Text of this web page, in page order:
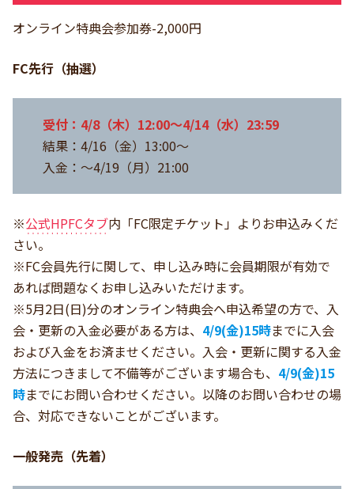
オンライン特典会参加券-2,000円
FC先行（抽選）
受付：4/8（木）12:00～4/14（水）23:59
結果：4/16（金）13:00～
入金：～4/19（月）21:00
※公式HPFCタブ内「FC限定チケット」よりお申込みくだ
さい。
※FC会員先行に関して、申し込み時に会員期限が有効で
あれば問題なくお申し込みいただけます。
※5月2日(日)分のオンライン特典会へ申込希望の方で、入
会・更新の入金必要がある方は、 4/9(金)15時までに入会
および入金をお済ませください。入会・更新に関する入金
方法につきまして不備等がございます場合も、 4/9(金)15
時までにお問い合わせください。以降のお問い合わせの場
合、対応できないことがございます。
一般発売（先着）